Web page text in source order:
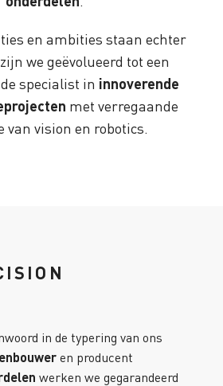
en ambities staan echter
we geëvolueerd tot een
specialist in innoverende
met verregaande
van vision en robotics.
in de typering van ons
en producent
werken we gegarandeerd